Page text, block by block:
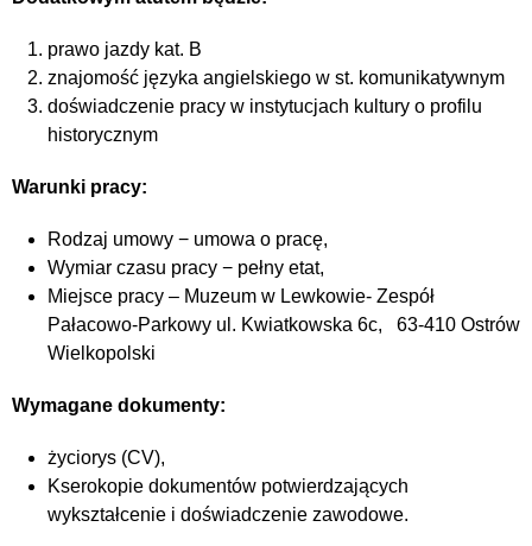
prawo jazdy kat. B
znajomość języka angielskiego w st. komunikatywnym
doświadczenie pracy w instytucjach kultury o profilu
historycznym
Warunki pracy:
Rodzaj umowy − umowa o pracę,
Wymiar czasu pracy − pełny etat,
Miejsce pracy – Muzeum w Lewkowie- Zespół
Pałacowo-Parkowy ul. Kwiatkowska 6c, 63-410 Ostrów
Wielkopolski
Wymagane dokumenty:
życiorys (CV),
Kserokopie dokumentów potwierdzających
wykształcenie i doświadczenie zawodowe.